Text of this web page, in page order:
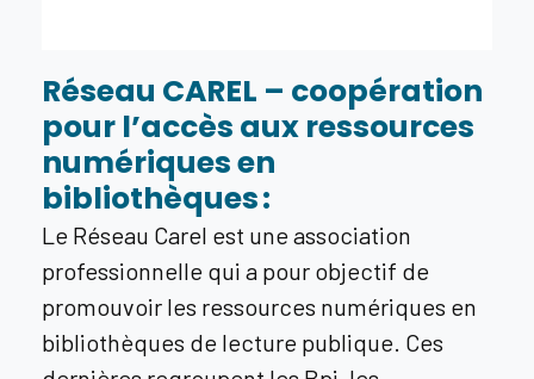
Réseau CAREL – coopération
pour l’accès aux ressources
numériques en
bibliothèques :
Le Réseau Carel est une association
professionnelle qui a pour objectif de
promouvoir les ressources numériques en
bibliothèques de lecture publique. Ces